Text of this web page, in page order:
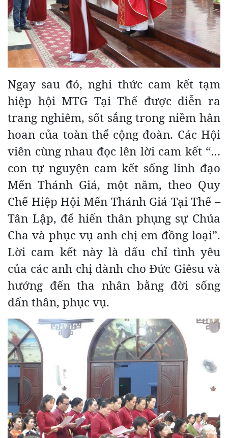
Ngay sau đó, nghi thức cam kết tạm
hiệp hội MTG Tại Thế được diễn ra
trang nghiêm, sốt sắng trong niềm hân
hoan của toàn thể cộng đoàn. Các Hội
viên cùng nhau đọc lên lời cam kết “…
con tự nguyện cam kết sống linh đạo
Mến Thánh Giá, một năm, theo Quy
Chế Hiệp Hội Mến Thánh Giá Tại Thế –
Tân Lập, để hiến thân phụng sự Chúa
Cha và phục vụ anh chị em đồng loại”.
Lời cam kết này là dấu chỉ tình yêu
của các anh chị dành cho Đức Giêsu và
hướng đến tha nhân bằng đời sống
dấn thân, phục vụ.